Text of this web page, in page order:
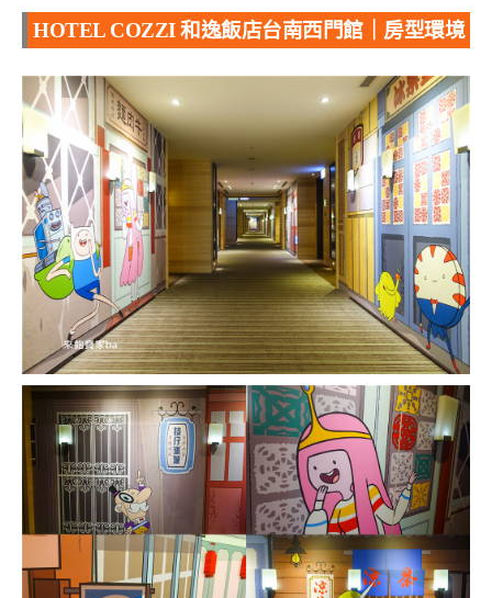
HOTEL COZZI 和逸飯店台南西門館｜房型環境